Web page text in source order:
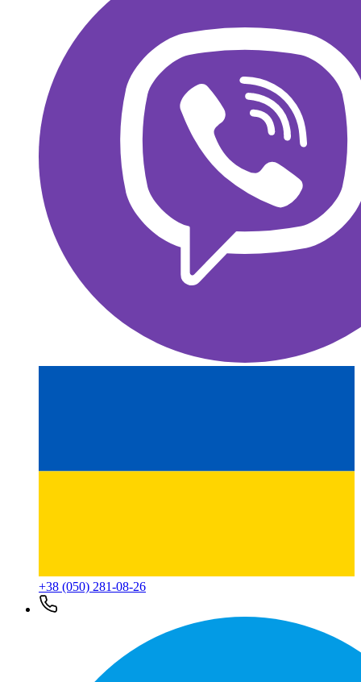
+38 (050) 281-08-26